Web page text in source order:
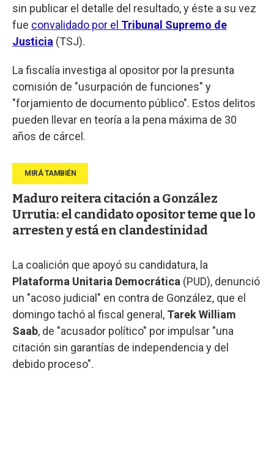
sin publicar el detalle del resultado, y éste a su vez
fue convalidado por el Tribunal Supremo de
Justicia (TSJ).
La fiscalía investiga al opositor por la presunta
comisión de "usurpación de funciones" y
"forjamiento de documento público". Estos delitos
pueden llevar en teoría a la pena máxima de 30
años de cárcel.
Maduro reitera citación a González
Urrutia: el candidato opositor teme que lo
arresten y está en clandestinidad
La coalición que apoyó su candidatura, la
Plataforma Unitaria Democrática (PUD), denunció
un "acoso judicial" en contra de González, que el
domingo tachó al fiscal general, Tarek William
Saab, de "acusador político" por impulsar "una
citación sin garantías de independencia y del
debido proceso".